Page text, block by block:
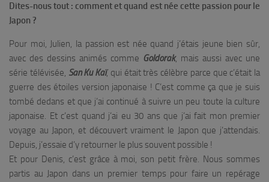
Dites-nous tout : comment et quand est née cette passion pour le
Japon ?
Pour moi, Julien, la passion est née quand j’étais jeune bien sûr,
avec des dessins animés comme Goldorak, mais aussi avec une
série télévisée, San Ku Kaï, qui était très célèbre parce que c’était la
guerre des étoiles version japonaise ! C’est comme ça que je suis
tombé dedans et que j’ai continué à suivre un peu toute la culture
japonaise. Et c’est quand j’ai eu 30 ans que j’ai fait mon premier
voyage au Japon, et découvert vraiment le Japon que j’attendais.
Depuis, j’essaie d’y retourner le plus souvent possible !
Et pour Denis, c’est grâce à moi, son petit frère. Nous sommes
partis au Japon dans un premier temps pour faire un repérage